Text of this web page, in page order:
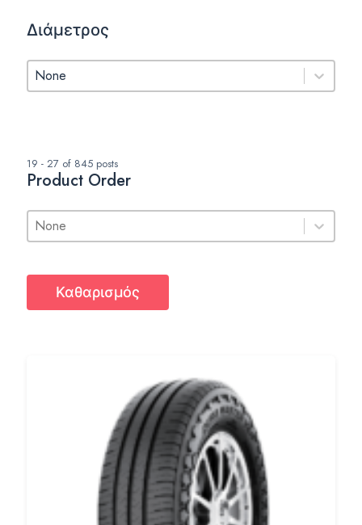
Διάμετρος
Διάμετρος
Διάμετρος
19 - 27 of 845 posts
Product Order
Product Order
Product Order
Product Order
Καθαρισμός